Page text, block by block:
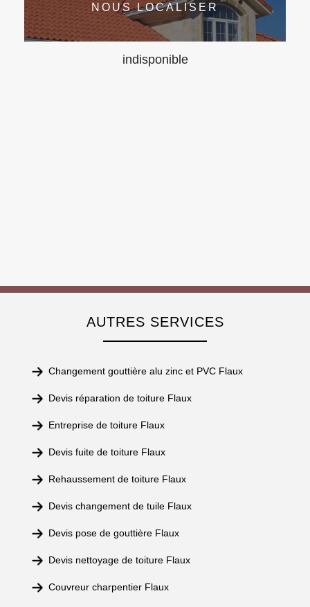
NOUS LOCALISER
indisponible
AUTRES SERVICES
Changement gouttière alu zinc et PVC Flaux
Devis réparation de toiture Flaux
Entreprise de toiture Flaux
Devis fuite de toiture Flaux
Rehaussement de toiture Flaux
Devis changement de tuile Flaux
Devis pose de gouttière Flaux
Devis nettoyage de toiture Flaux
Couvreur charpentier Flaux